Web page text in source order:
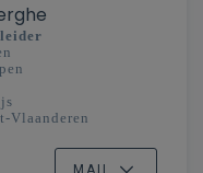
Vlaanderen
MAIL